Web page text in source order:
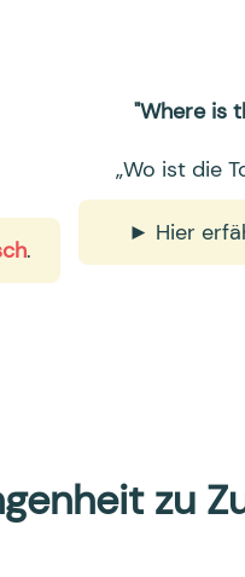
.
"Where is
„Wo ist die
► Hier
zu